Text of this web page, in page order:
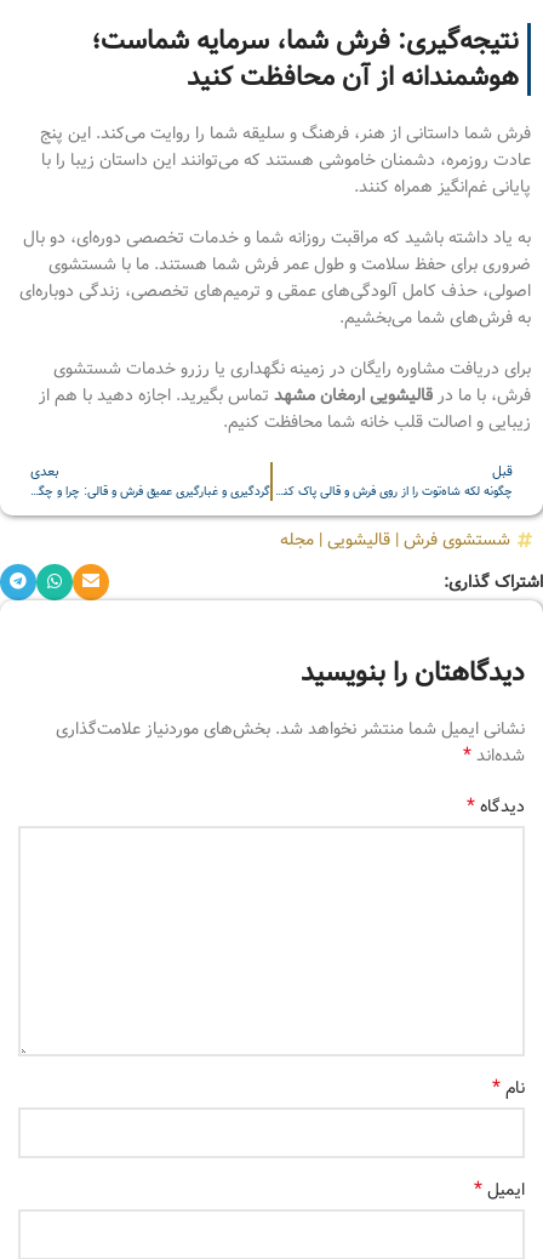
نتیجه‌گیری: فرش شما، سرمایه شماست؛
هوشمندانه از آن محافظت کنید
فرش شما داستانی از هنر، فرهنگ و سلیقه شما را روایت می‌کند. این پنج
عادت روزمره، دشمنان خاموشی هستند که می‌توانند این داستان زیبا را با
پایانی غم‌انگیز همراه کنند.
به یاد داشته باشید که مراقبت روزانه شما و خدمات تخصصی دوره‌ای، دو بال
ضروری برای حفظ سلامت و طول عمر فرش شما هستند. ما با شستشوی
اصولی، حذف کامل آلودگی‌های عمقی و ترمیم‌های تخصصی، زندگی دوباره‌ای
به فرش‌های شما می‌بخشیم.
برای دریافت مشاوره رایگان در زمینه نگهداری یا رزرو خدمات شستشوی
فرش، با ما در قالیشویی ارمغان مشهد تماس بگیرید. اجازه دهید با هم از
زیبایی و اصالت قلب خانه شما محافظت کنیم.
قبل
چگونه لکه شاه‌توت را از روی فرش و قالی پاک کنیم؟
بعدی
گردگیری و غبارگیری عمیق فرش و قالی: چرا و چگونه؟
شستشوی فرش| قالیشویی| مجله
اشتراک گذاری:
دیدگاهتان را بنویسید
نشانی ایمیل شما منتشر نخواهد شد. بخش‌های موردنیاز علامت‌گذاری
شده‌اند*
دیدگاه*
نام*
ایمیل*